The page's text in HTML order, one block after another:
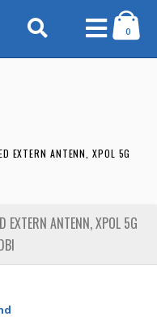
0
EXTERN ANTENN, XPOL 5G
EXTERN ANTENN, XPOL 5G